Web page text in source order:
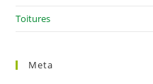
Toitures
Meta